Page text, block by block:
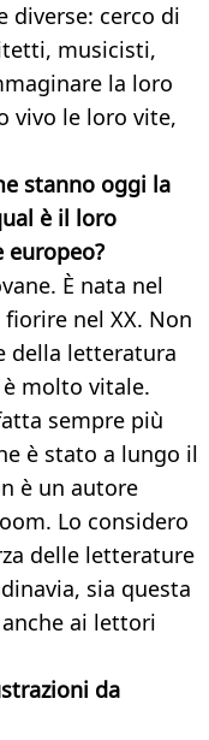
diverse: cerco di
musicisti,
la loro
vivo le loro vite,
stanno oggi la
è il loro
È nata nel
nel XX. Non
della letteratura
molto vitale.
sempre più
è stato a lungo il
è un autore
Lo considero
delle letterature
sia questa
ai lettori
da